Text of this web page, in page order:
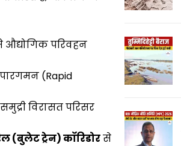
औद्योगिक परिवहन
पारगमन (Rapid
विरासत परिसर
(बुलेट ट्रेन) कॉरिडोरसे